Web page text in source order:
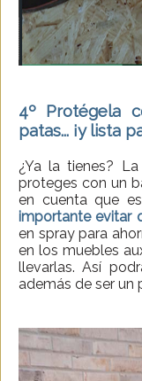
4º Protégela
patas... ¡y lista
¿Ya la tienes?
proteges con un
en cuenta que
importante evitar
en spray para
en los muebles
llevarlas. Así
además de ser un